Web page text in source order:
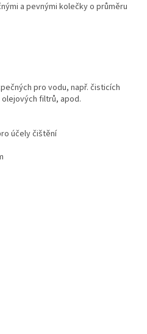
a pevnými kolečky o průměru
pro vodu, např. čisticích
filtrů, apod.
účely čištění